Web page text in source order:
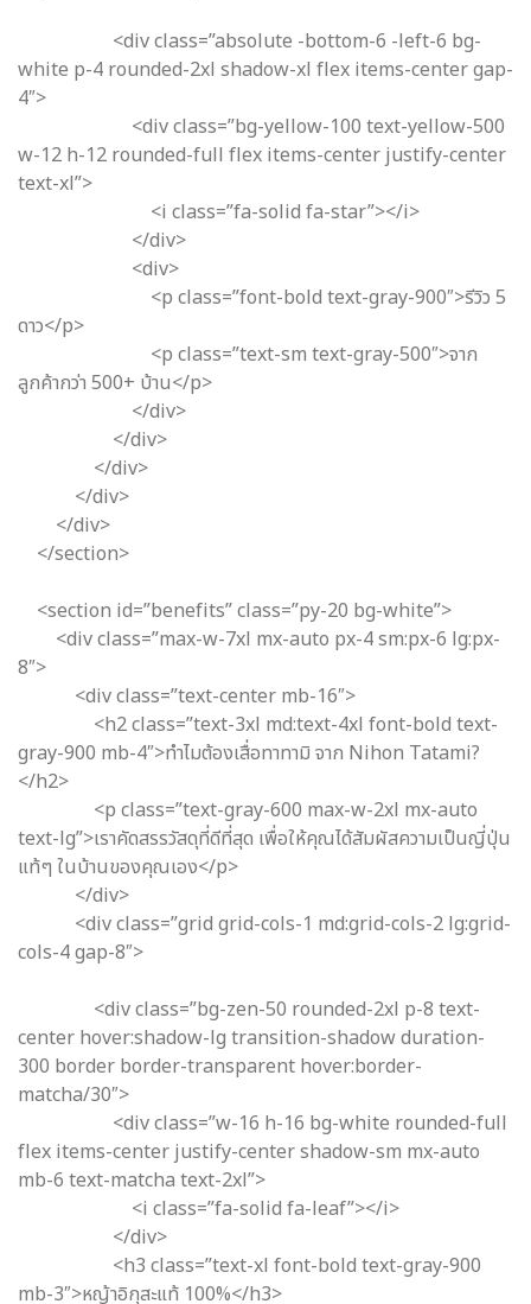
<div class=”absolute -bottom-6 -left-6 bg-
white p-4 rounded-2xl shadow-xl flex items-center gap-
4″>
<div class=”bg-yellow-100 text-yellow-500
w-12 h-12 rounded-full flex items-center justify-center
text-xl”>
<i class=”fa-solid fa-star”></i>
</div>
<div>
<p class=”font-bold text-gray-900″>รีวิว 5
ดาว</p>
<p class=”text-sm text-gray-500″>จาก
ลูกค้ากว่า 500+ บ้าน</p>
</div>
</div>
</div>
</div>
</div>
</section>
<section id=”benefits” class=”py-20 bg-white”>
<div class=”max-w-7xl mx-auto px-4 sm:px-6 lg:px-
8″>
<div class=”text-center mb-16″>
<h2 class=”text-3xl md:text-4xl font-bold text-
gray-900 mb-4″>ทำไมต้องเสื่อทาทามิ จาก Nihon Tatami?
</h2>
<p class=”text-gray-600 max-w-2xl mx-auto
text-lg”>เราคัดสรรวัสดุที่ดีที่สุด เพื่อให้คุณได้สัมผัสความเป็นญี่ปุ่น
แท้ๆ ในบ้านของคุณเอง</p>
</div>
<div class=”grid grid-cols-1 md:grid-cols-2 lg:grid-
cols-4 gap-8″>
<div class=”bg-zen-50 rounded-2xl p-8 text-
center hover:shadow-lg transition-shadow duration-
300 border border-transparent hover:border-
matcha/30″>
<div class=”w-16 h-16 bg-white rounded-full
flex items-center justify-center shadow-sm mx-auto
mb-6 text-matcha text-2xl”>
<i class=”fa-solid fa-leaf”></i>
</div>
<h3 class=”text-xl font-bold text-gray-900
mb-3″>หญ้าอิกุสะแท้ 100%</h3>